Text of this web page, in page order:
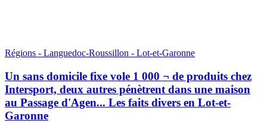
Régions - Languedoc-Roussillon - Lot-et-Garonne
Un sans domicile fixe vole 1 000 ¬ de produits chez
Intersport, deux autres pénètrent dans une maison
au Passage d'Agen... Les faits divers en Lot-et-
Garonne